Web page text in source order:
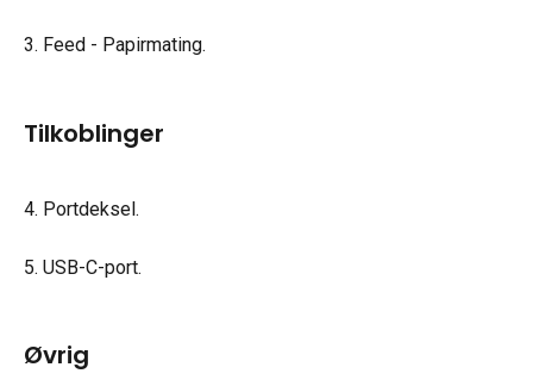
3. Feed - Papirmating.
Tilkoblinger
4. Portdeksel.
5. USB-C-port.
Øvrig